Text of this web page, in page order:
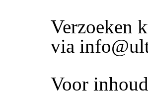
Verzoeken
via
Voor